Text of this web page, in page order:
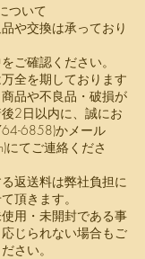
ついて
や交換は承っており
ご確認ください。
全を期しております
品や不良品・破損が
2日以内に、誠にお
6858)かメール
)にてご連絡くださ
返送料は弊社負担に
頂きます。
用・未開封である事
じられない場合もご
さい。